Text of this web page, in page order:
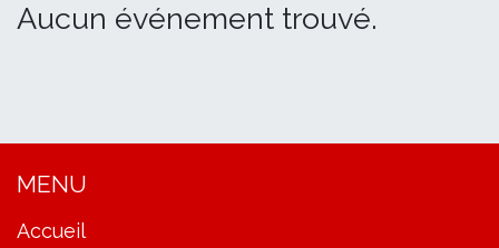
Aucun événement trouvé.
MENU
Accueil